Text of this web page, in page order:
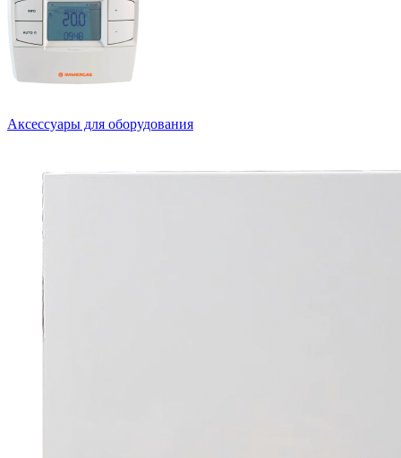
Аксессуары для оборудования